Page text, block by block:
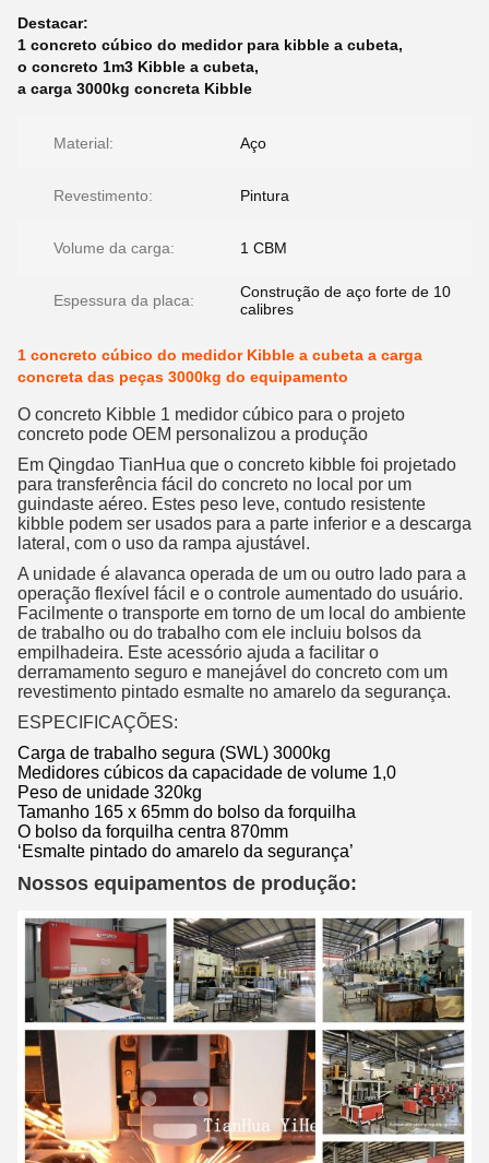
Destacar:
1 concreto cúbico do medidor para kibble a cubeta,
o concreto 1m3 Kibble a cubeta,
a carga 3000kg concreta Kibble
Material: Aço
Revestimento: Pintura
Volume da carga: 1 CBM
Espessura da placa:
Construção de aço forte de 10
calibres
1 concreto cúbico do medidor Kibble a cubeta a carga
concreta das peças 3000kg do equipamento
O concreto Kibble 1 medidor cúbico para o projeto
concreto pode OEM personalizou a produção
Em Qingdao TianHua que o concreto kibble foi projetado
para transferência fácil do concreto no local por um
guindaste aéreo. Estes peso leve, contudo resistente
kibble podem ser usados para a parte inferior e a descarga
lateral, com o uso da rampa ajustável.
A unidade é alavanca operada de um ou outro lado para a
operação flexível fácil e o controle aumentado do usuário.
Facilmente o transporte em torno de um local do ambiente
de trabalho ou do trabalho com ele incluiu bolsos da
empilhadeira. Este acessório ajuda a facilitar o
derramamento seguro e manejável do concreto com um
revestimento pintado esmalte no amarelo da segurança.
ESPECIFICAÇÕES:
Carga de trabalho segura (SWL) 3000kg
Medidores cúbicos da capacidade de volume 1,0
Peso de unidade 320kg
Tamanho 165 x 65mm do bolso da forquilha
O bolso da forquilha centra 870mm
‘Esmalte pintado do amarelo da segurança’
Nossos equipamentos de produção: